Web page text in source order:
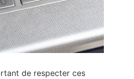
de respecter ces